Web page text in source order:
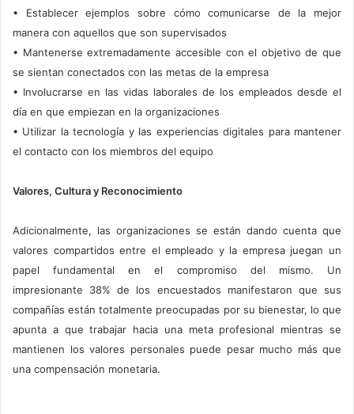
• Establecer ejemplos sobre cómo comunicarse de la mejor
manera con aquellos que son supervisados
• Mantenerse extremadamente accesible con el objetivo de que
se sientan conectados con las metas de la empresa
• Involucrarse en las vidas laborales de los empleados desde el
día en que empiezan en la organizaciones
• Utilizar la tecnología y las experiencias digitales para mantener
el contacto con los miembros del equipo
Valores, Cultura y Reconocimiento
Adicionalmente, las organizaciones se están dando cuenta que
valores compartidos entre el empleado y la empresa juegan un
papel fundamental en el compromiso del mismo. Un
impresionante 38% de los encuestados manifestaron que sus
compañías están totalmente preocupadas por su bienestar, lo que
apunta a que trabajar hacia una meta profesional mientras se
mantienen los valores personales puede pesar mucho más que
una compensación monetaria.